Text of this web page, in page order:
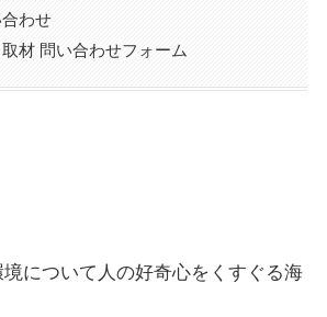
わせ
材 問い合わせフォーム
について人の好奇心をくすぐる海